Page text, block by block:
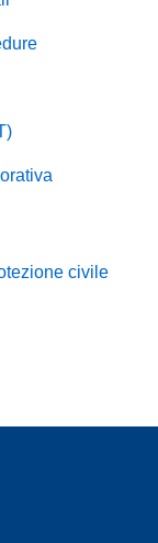
civile